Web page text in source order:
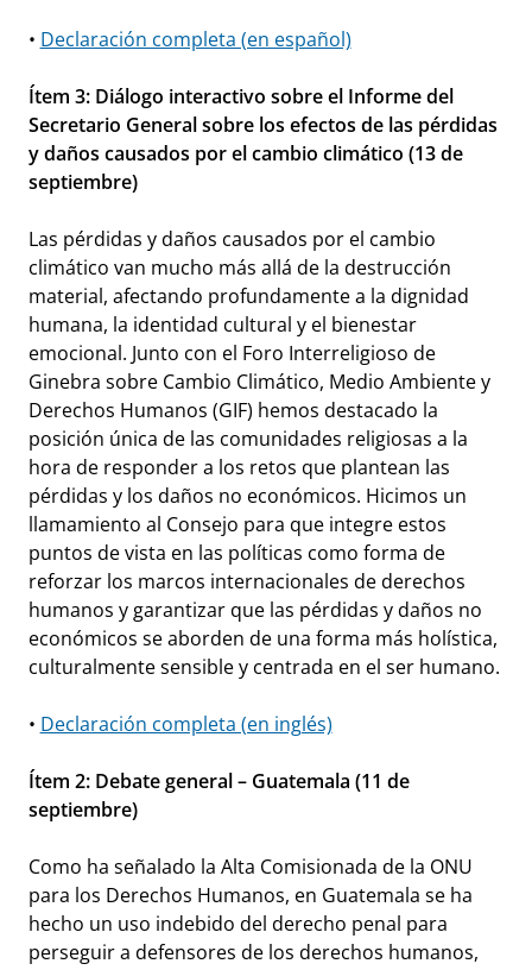
• Declaración completa (en español)
Ítem 3: Diálogo interactivo sobre el Informe del
Secretario General sobre los efectos de las pérdidas
y daños causados por el cambio climático (13 de
septiembre)
Las pérdidas y daños causados por el cambio
climático van mucho más allá de la destrucción
material, afectando profundamente a la dignidad
humana, la identidad cultural y el bienestar
emocional. Junto con el Foro Interreligioso de
Ginebra sobre Cambio Climático, Medio Ambiente y
Derechos Humanos (GIF) hemos destacado la
posición única de las comunidades religiosas a la
hora de responder a los retos que plantean las
pérdidas y los daños no económicos. Hicimos un
llamamiento al Consejo para que integre estos
puntos de vista en las políticas como forma de
reforzar los marcos internacionales de derechos
humanos y garantizar que las pérdidas y daños no
económicos se aborden de una forma más holística,
culturalmente sensible y centrada en el ser humano.
• Declaración completa (en inglés)
Ítem 2: Debate general – Guatemala (11 de
septiembre)
Como ha señalado la Alta Comisionada de la ONU
para los Derechos Humanos, en Guatemala se ha
hecho un uso indebido del derecho penal para
perseguir a defensores de los derechos humanos,